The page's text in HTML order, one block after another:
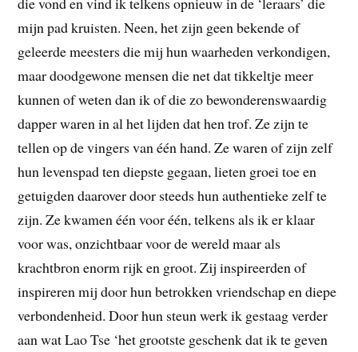
mijn pad kruisten. Neen, het zijn geen bekende of
geleerde meesters die mij hun waarheden verkondigen,
maar doodgewone mensen die net dat tikkeltje meer
kunnen of weten dan ik of die zo bewonderenswaardig
dapper waren in al het lijden dat hen trof. Ze zijn te
tellen op de vingers van één hand. Ze waren of zijn zelf
hun levenspad ten diepste gegaan, lieten groei toe en
getuigden daarover door steeds hun authentieke zelf te
zijn. Ze kwamen één voor één, telkens als ik er klaar
voor was, onzichtbaar voor de wereld maar als
krachtbron enorm rijk en groot. Zij inspireerden of
inspireren mij door hun betrokken vriendschap en diepe
verbondenheid. Door hun steun werk ik gestaag verder
aan wat Lao Tse ‘het grootste geschenk dat ik te geven